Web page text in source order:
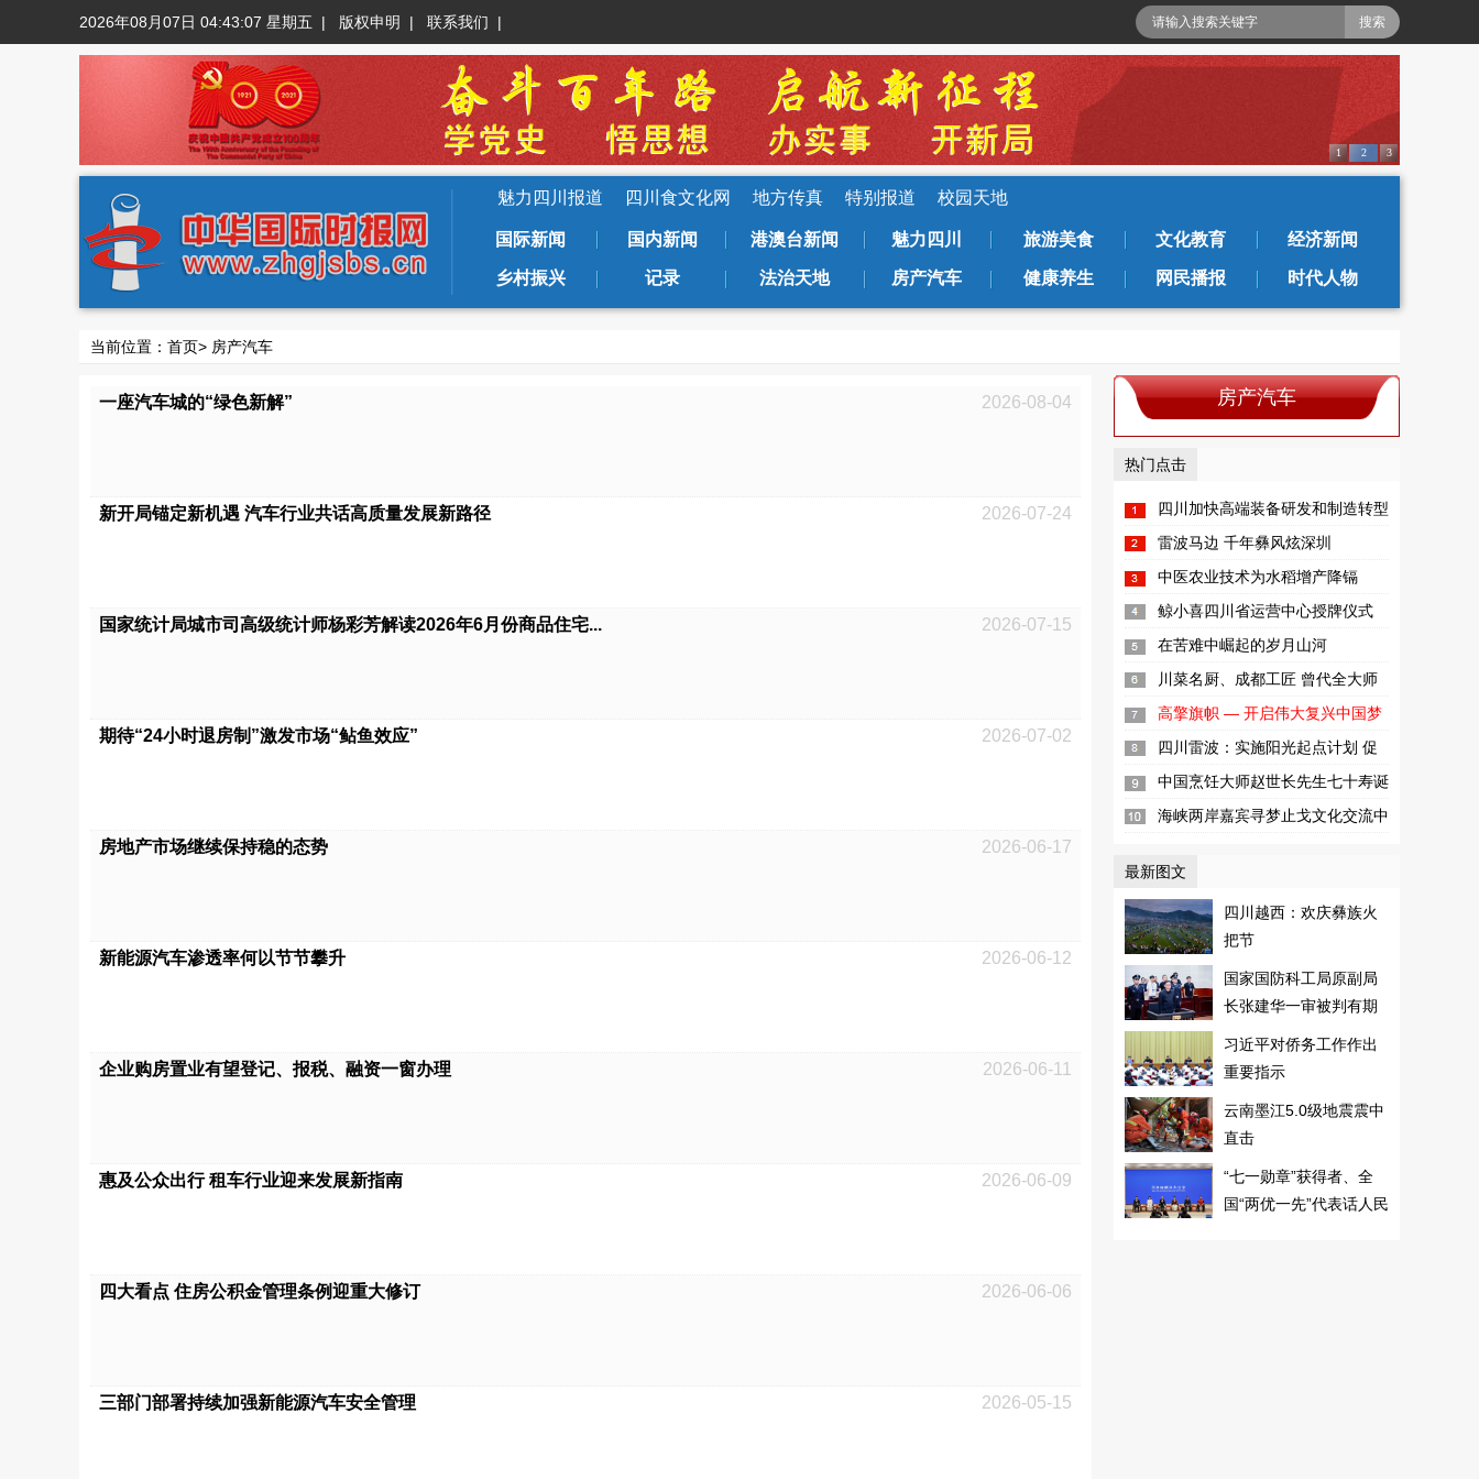
2026年08月07日 04:43:08 星期五 | 版权申明 | 联系我们 |
1 2 3
魅力四川报道 四川食文化网 地方传真 特别报道 校园天地
国际新闻 国内新闻 港澳台新闻 魅力四川 旅游美食 文化教育 经济新闻
乡村振兴 记录 法治天地 房产汽车 健康养生 网民播报 时代人物
当前位置： 首页> 房产汽车
房产汽车
热门点击
四川加快高端装备研发和制造转型
升级步伐雷波马边 千年彝风炫深圳
中医农业技术为水稻增产降镉
鲸小喜四川省运营中心授牌仪式
暨“互联网+新零售高峰论坛”在成...
在苦难中崛起的岁月山河
川菜名厨、成都工匠 曾代全大师
高擎旗帜 — 开启伟大复兴中国梦
新征程四川雷波：实施阳光起点计划 促
进儿童健康成长
中国烹饪大师赵世长先生七十寿诞
暨收徒仪式
海峡两岸嘉宾寻梦止戈文化交流中
最新图文
四川越西：欢庆彝族火
把节
国家国防科工局原副局
长张建华一审被判有期
徒刑十年
习近平对侨务工作作出
重要指示
云南墨江5.0级地震震中
直击
“七一勋章”获得者、全
国“两优一先”代表话人民
一座汽车城的“绿色新解” 2026-08-04
新开局锚定新机遇 汽车行业共话高质量发展新路径 2026-07-24
国家统计局城市司高级统计师杨彩芳解读2026年6月份商品住宅... 2026-07-15
期待“24小时退房制”激发市场“鲇鱼效应” 2026-07-02
房地产市场继续保持稳的态势 2026-06-17
新能源汽车渗透率何以节节攀升 2026-06-12
企业购房置业有望登记、报税、融资一窗办理 2026-06-11
惠及公众出行 租车行业迎来发展新指南 2026-06-09
四大看点 住房公积金管理条例迎重大修订 2026-06-06
三部门部署持续加强新能源汽车安全管理 2026-05-15